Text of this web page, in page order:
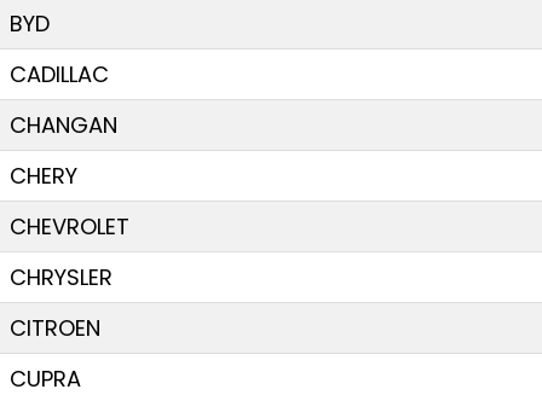
BYD
CADILLAC
CHANGAN
CHERY
CHEVROLET
CHRYSLER
CITROEN
CUPRA